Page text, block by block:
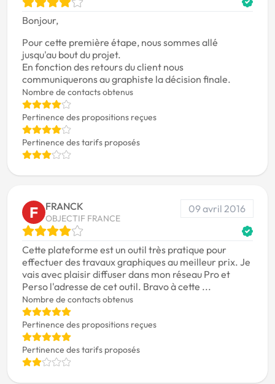
Bonjour,
Pour cette première étape, nous sommes allé
jusqu'au bout du projet.
En fonction des retours du client nous
communiquerons au graphiste la décision finale.
Nombre de contacts obtenus
Pertinence des propositions reçues
Pertinence des tarifs proposés
F FRANCK
OBJECTIF FRANCE
09 avril 2016
Cette plateforme est un outil très pratique pour
effectuer des travaux graphiques au meilleur prix. Je
vais avec plaisir diffuser dans mon réseau Pro et
Perso l'adresse de cet outil. Bravo à cette ...
Nombre de contacts obtenus
Pertinence des propositions reçues
Pertinence des tarifs proposés